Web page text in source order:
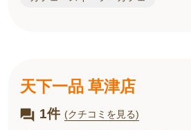
天下一品 草津店
1件 (クチコミを見る)